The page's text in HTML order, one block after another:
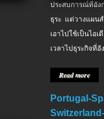
ประสบการณ์ที่อัง
ธุระ แต่วางแผน
เอาไปใช้เป็นไอ
เวลาไปธุระกิจที่อั
Read more
Portugal-